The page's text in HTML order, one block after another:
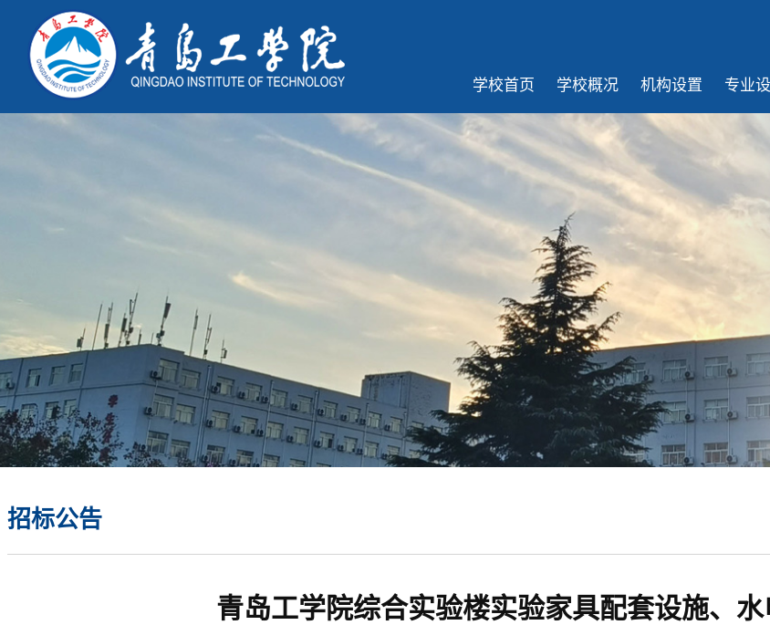
学校首页 学校概况 机构设置 专业
招标公告
青岛工学院综合实验楼实验家具配套设施、